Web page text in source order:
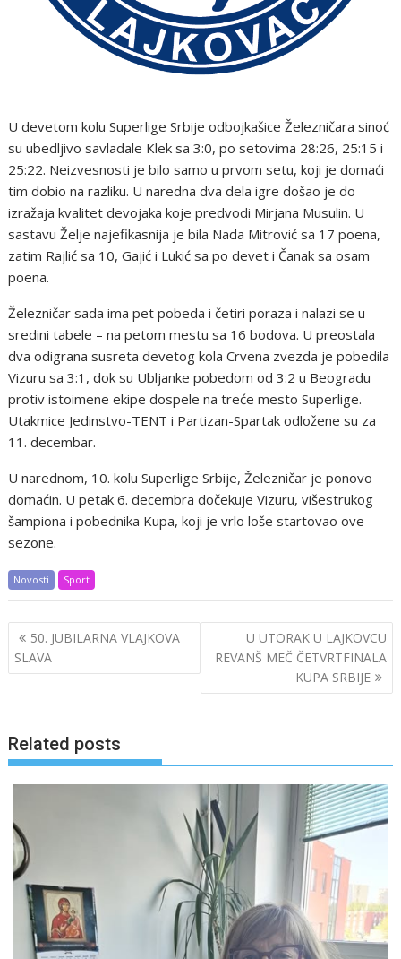
U devetom kolu Superlige Srbije odbojkašice Železničara sinoć
su ubedljivo savladale Klek sa 3:0, po setovima 28:26, 25:15 i
25:22. Neizvesnosti je bilo samo u prvom setu, koji je domaći
tim dobio na razliku. U naredna dva dela igre došao je do
izražaja kvalitet devojaka koje predvodi Mirjana Musulin. U
sastavu Želje najefikasnija je bila Nada Mitrović sa 17 poena,
zatim Rajlić sa 10, Gajić i Lukić sa po devet i Čanak sa osam
poena.
Železničar sada ima pet pobeda i četiri poraza i nalazi se u
sredini tabele – na petom mestu sa 16 bodova. U preostala
dva odigrana susreta devetog kola Crvena zvezda je pobedila
Vizuru sa 3:1, dok su Ubljanke pobedom od 3:2 u Beogradu
protiv istoimene ekipe dospele na treće mesto Superlige.
Utakmice Jedinstvo-TENT i Partizan-Spartak odložene su za
11. decembar.
U narednom, 10. kolu Superlige Srbije, Železničar je ponovo
domaćin. U petak 6. decembra dočekuje Vizuru, višestrukog
šampiona i pobednika Kupa, koji je vrlo loše startovao ove
sezone.
Novosti Sport
Post
navigation
50. JUBILARNA VLAJKOVA
SLAVA
U UTORAK U LAJKOVCU
REVANŠ MEČ ČETVRTFINALA
KUPA SRBIJE
Related posts